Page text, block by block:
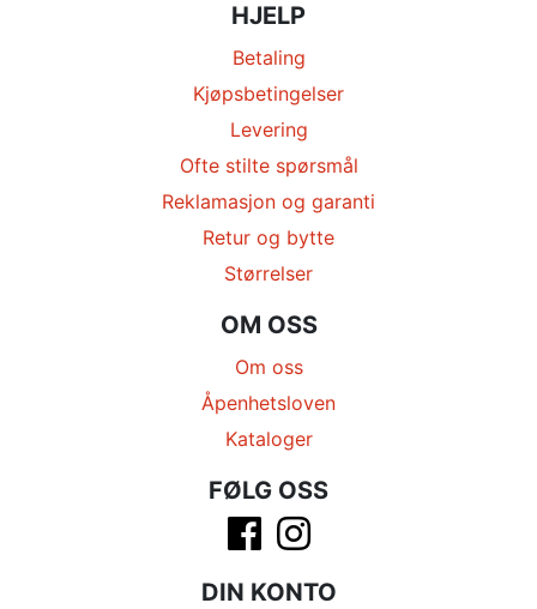
HJELP
Betaling
Kjøpsbetingelser
Levering
Ofte stilte spørsmål
Reklamasjon og garanti
Retur og bytte
Størrelser
OM OSS
Om oss
Åpenhetsloven
Kataloger
FØLG OSS
DIN KONTO